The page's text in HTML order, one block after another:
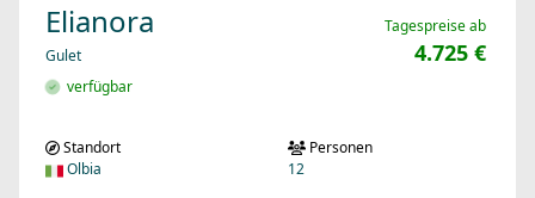
Elianora
Gulet
verfügbar
Tagespreise ab
4.725 €
Standort
Olbia
Personen
12